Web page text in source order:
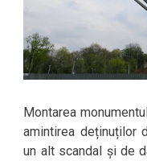
Montarea
amintirea deținuților
un alt scandal și de